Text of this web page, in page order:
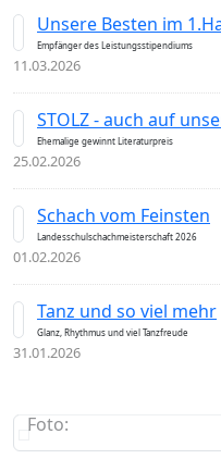
Unsere Besten im
Empfänger des Leistungsstipendiums
11.03.2026
STOLZ - auch auf
Ehemalige gewinnt Literaturpreis
25.02.2026
Schach vom Feinsten
Landesschulschachmeisterschaft 2026
01.02.2026
Tanz und so viel mehr
Glanz, Rhythmus und viel Tanzfreude
31.01.2026
Foto: